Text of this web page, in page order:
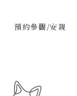
預約參觀/安親